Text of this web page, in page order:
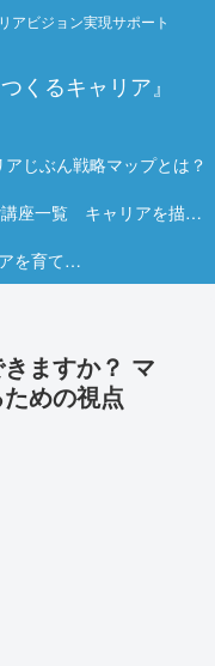
アビジョン実現サポート
くるキャリア』
アじぶん戦略マップとは？
Udemy講座一覧 キャリアを描く実践オンライン講座
ブログ記事一覧 キャリアを育てる実践ヒント集
ますか？ マ
めの視点